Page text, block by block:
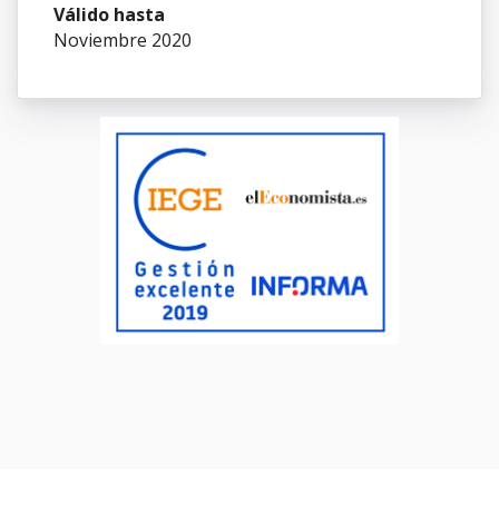
Válido hasta
Noviembre 2020